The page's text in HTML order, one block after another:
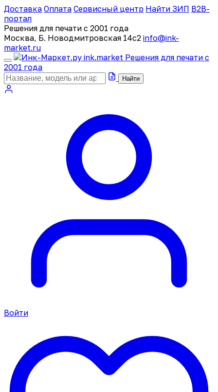
Доставка Оплата Сервисный центр Найти ЗИП B2B-
портал
Решения для печати с 2001 года
Москва, Б. Новодмитровская 14с2 info@ink-
market.ru
ink.market Решения для печати с
2001 года
Найти
Войти